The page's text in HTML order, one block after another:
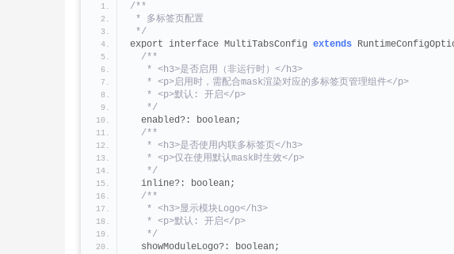
/**
* 多标签页配置
*/
export interface MultiTabsConfig extends
/**
   * <h3>是否启用（非运行时）</h3>
   * <p>启用时，需配合mask渲染对应的多标签页管理组件</p>
   * <p>默认: 开启</p>
   */
  enabled?: boolean;
/**
   * <h3>是否使用内联多标签页</h3>
   * <p>仅在使用默认mask时生效</p>
   */
  inline?: boolean;
/**
   * <h3>显示模块Logo</h3>
   * <p>默认: 开启</p>
   */
  showModuleLogo?: boolean;